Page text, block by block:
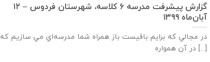
گزارش پیشرفت مدرسه ٦ كلاسه، شهرستان فردوس – ۱۲
آبان‌ماه ۱۳۹۹
در مجالي که برايم باقيست باز همراه شما مدرسه‌اي مي سازيم که
در آن همواره [...]